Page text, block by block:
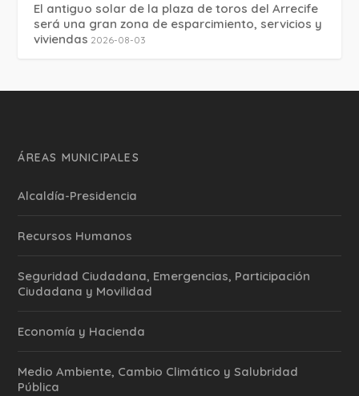
El antiguo solar de la plaza de toros del Arrecife
será una gran zona de esparcimiento, servicios y
viviendas 2026-08-03
ÁREAS MUNICIPALES
Alcaldía-Presidencia
Recursos Humanos
Seguridad Ciudadana, Emergencias, Participación
Ciudadana y Movilidad
Economía y Hacienda
Medio Ambiente, Cambio Climático y Salubridad
Pública